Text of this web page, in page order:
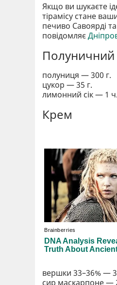
Якщо ви шукаєте
тірамісу стане
печиво Савоярді
повідомляє
Полуничний
полуниця — 300 г.
цукор — 35 г.
лимонний сік — 1
Крем
вершки 33–36% —
сир маскарпоне —